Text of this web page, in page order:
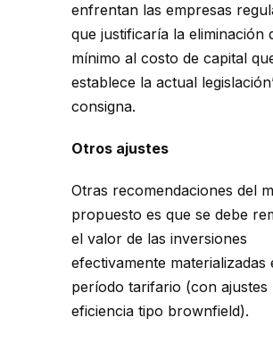
enfrentan las empresas
que justificaría la eliminación
mínimo al costo de capital
establece la actual
consigna.
Otros ajustes
Otras recomendaciones del
propuesto es que se debe
el valor de las inversiones
efectivamente materializadas
período tarifario (con ajustes
eficiencia tipo brownfield).